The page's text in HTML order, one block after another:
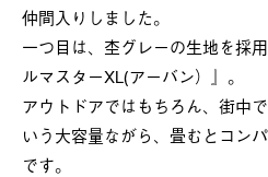
仲間入りしました。
一つ目は、杢グレーの生地を採
ルマスターXL(アーバン）』。
アウトドアではもちろん、街中
いう大容量ながら、畳むとコン
です。